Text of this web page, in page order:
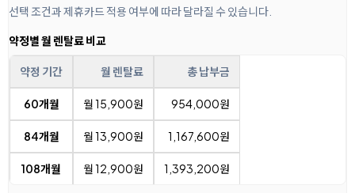
선택 조건과 제휴카드 적용 여부에 따라 달라질 수 있습니다.
약정별 월 렌탈료 비교
약정 기간 월 렌탈료 총 납부금
60개월 월 15,900원 954,000원
84개월 월 13,900원 1,167,600원
108개월 월 12,900원 1,393,200원